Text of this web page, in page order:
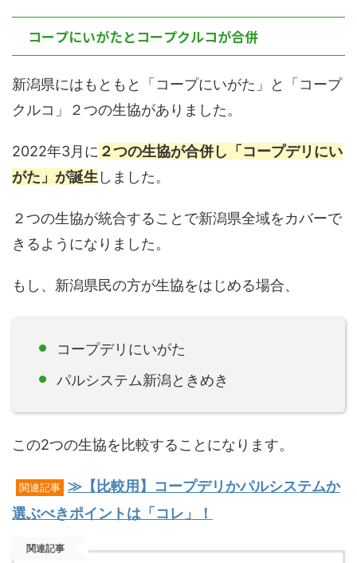
コープにいがたとコープクルコが合併
新潟県にはもともと「コープにいがた」と「コープ
クルコ」２つの生協がありました。
2022年3月に ２つの生協が合併し「コープデリにい
がた」が誕生 しました。
２つの生協が統合することで新潟県全域をカバーで
きるようになりました。
もし、新潟県民の方が生協をはじめる場合、
コープデリにいがた
パルシステム新潟ときめき
この2つの生協を比較することになります。
関連記事
≫【比較用】コープデリかパルシステムか
選ぶべきポイントは「コレ」！
関連記事